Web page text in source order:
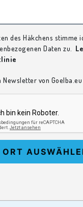
des Häkchens stimme
Daten zu.
Newsletter von
ORT